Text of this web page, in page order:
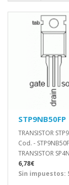
STP9NB50FP
TRANSISTOR
Cod. -
TRANSISTOR
6,78€
Sin impuestos: